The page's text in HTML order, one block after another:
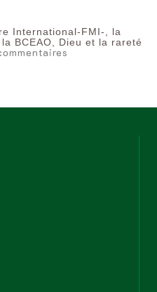
International-FMI-, la
BCEAO, Dieu et la rareté